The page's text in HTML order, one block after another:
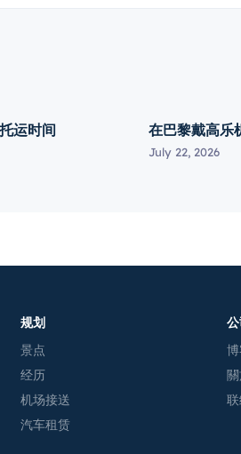
运时间 在巴黎戴高乐
July 22, 2026
规划
景点
经历
机场接送
汽车租赁
公